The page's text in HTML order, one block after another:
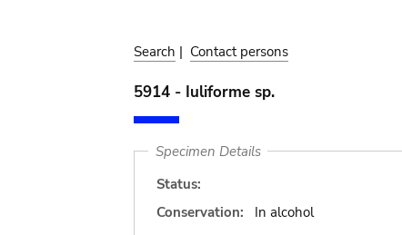
Search | Contact persons
5914 - Iuliforme sp.
Specimen Details
Status:
Conservation:
In alcohol